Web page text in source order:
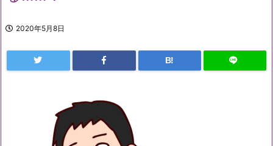
2020年5月8日
B!